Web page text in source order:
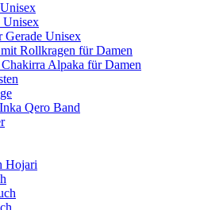
Unisex
Gerade Unisex
Rollkragen für Damen
Alpaka für Damen
Qero Band
Hojari